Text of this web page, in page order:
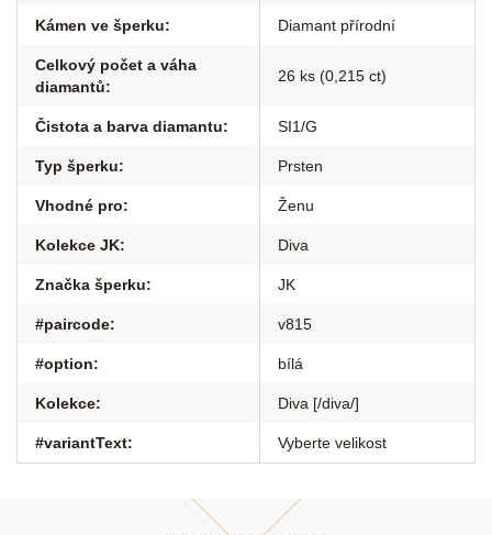
Kámen ve šperku: Diamant přírodní
Celkový počet a váha
diamantů:
26 ks (0,215 ct)
Čistota a barva diamantu: SI1/G
Typ šperku: Prsten
Vhodné pro: Ženu
Kolekce JK: Diva
Značka šperku: JK
#paircode: v815
#option: bílá
Kolekce: Diva [/diva/]
#variantText: Vyberte velikost